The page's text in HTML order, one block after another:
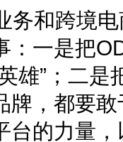
务和跨境
：一是把
雄”；二
牌，都要
台的力量